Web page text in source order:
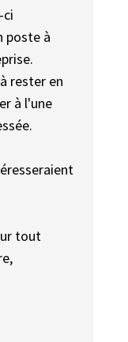
ci
poste à
rester en
à l'une
tout